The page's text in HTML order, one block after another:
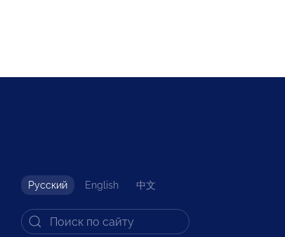
Русский English 中文